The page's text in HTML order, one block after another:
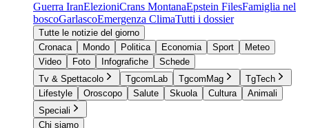
Guerra IranElezioniCrans MontanaEpstein FilesFamiglia nel
boscoGarlascoEmergenza ClimaTutti i dossier
Tutte le notizie del giorno
Cronaca
Mondo Politica Economia Sport
Meteo
Video
Foto Infografiche
Schede
Tv & Spettacolo
TgcomLab TgcomMag
TgTech
Lifestyle
Oroscopo Salute Skuola Cultura
Animali
Speciali
Chi siamo